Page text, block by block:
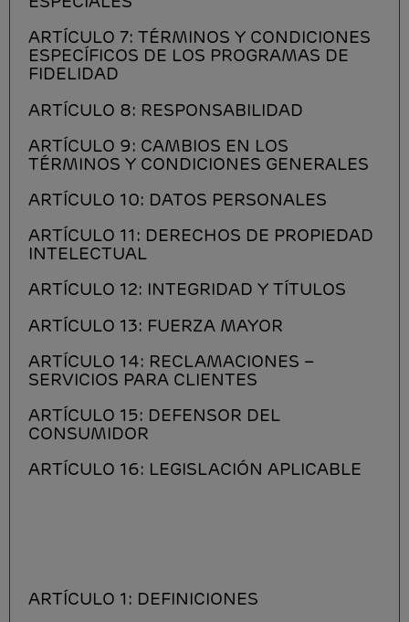
ARTÍCULO 7: TÉRMINOS Y CONDICIONES
ESPECÍFICOS DE LOS PROGRAMAS DE
FIDELIDAD
ARTÍCULO 8: RESPONSABILIDAD
ARTÍCULO 9: CAMBIOS EN LOS
TÉRMINOS Y CONDICIONES GENERALES
ARTÍCULO 10: DATOS PERSONALES
ARTÍCULO 11: DERECHOS DE PROPIEDAD
INTELECTUAL
ARTÍCULO 12: INTEGRIDAD Y TÍTULOS
ARTÍCULO 13: FUERZA MAYOR
ARTÍCULO 14: RECLAMACIONES –
SERVICIOS PARA CLIENTES
ARTÍCULO 15: DEFENSOR DEL
CONSUMIDOR
ARTÍCULO 16: LEGISLACIÓN APLICABLE
ARTÍCULO 1: DEFINICIONES